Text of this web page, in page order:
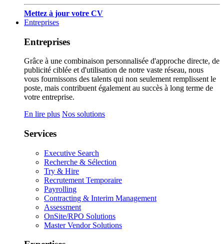
Mettez à jour votre CV
Entreprises
Entreprises
Grâce à une combinaison personnalisée d'approche directe, de
publicité ciblée et d'utilisation de notre vaste réseau, nous
vous fournissons des talents qui non seulement remplissent le
poste, mais contribuent également au succès à long terme de
votre entreprise.
En lire plus Nos solutions
Services
Executive Search
Recherche & Sélection
Try & Hire
Recrutement Temporaire
Payrolling
Contracting & Interim Management
Assessment
OnSite/RPO Solutions
Master Vendor Solutions